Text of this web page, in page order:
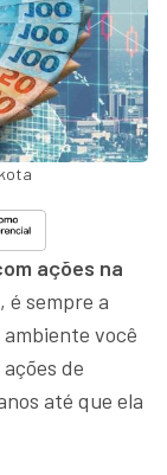
ações na
é sempre a
você
de
até que ela